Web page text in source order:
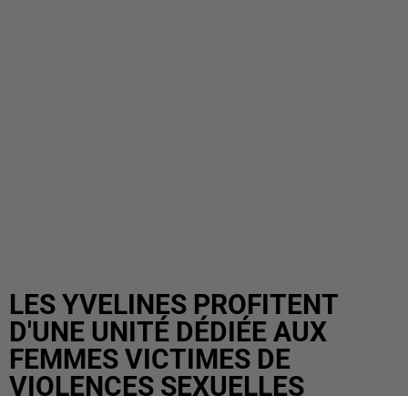
LES YVELINES PROFITENT
D'UNE UNITÉ DÉDIÉE AUX
FEMMES VICTIMES DE
VIOLENCES SEXUELLES